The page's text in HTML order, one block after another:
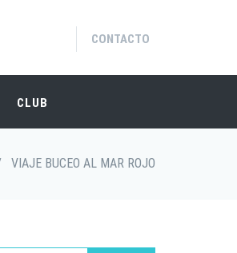
CONTACTO
CLUB
VIAJE BUCEO AL MAR ROJO